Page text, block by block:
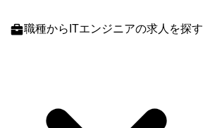
職種からITエンジニアの求人を探す